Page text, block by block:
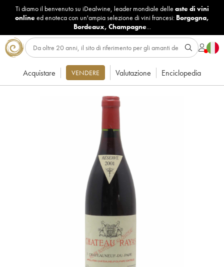
Ti diamo il benvenuto su iDealwine, leader mondiale delle aste di vini
onlineed enoteca con un'ampia selezione di vini francesi: Borgogna,
Bordeaux, Champagne...
Acquistare VENDERE Valutazione Enciclopedia